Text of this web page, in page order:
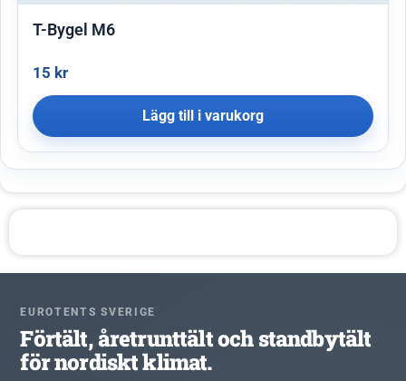
T-Bygel M6
15 kr
Lägg till i varukorg
EUROTENTS SVERIGE
Förtält, åretrunttält och standbytält
för nordiskt klimat.